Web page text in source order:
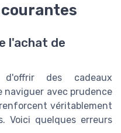
l'achat de
d'offrir des cadeaux
naviguer avec prudence
véritablement
Voici quelques erreurs